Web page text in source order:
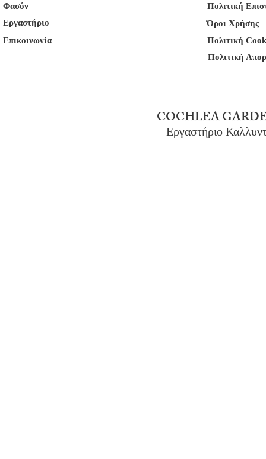
Φασόν
Εργαστήριο
Επικοινωνία
Πολιτική
Όροι Χρήσης
Πολιτική
Πολιτική
COCHLEA
Εργαστήριο